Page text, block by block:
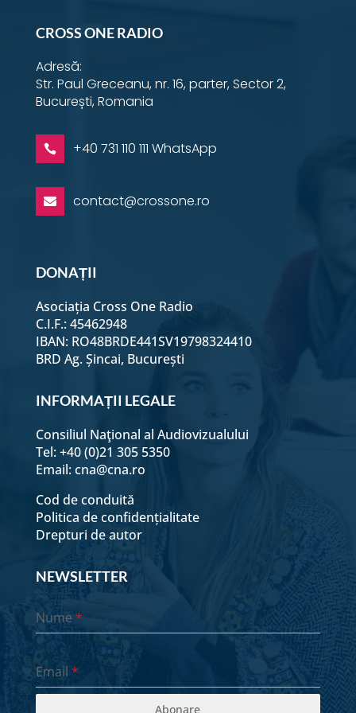
George Luca
Georgiana Nitu - Partea 1
Georgiana Nitu - Partea a
Larisa Badea
Liliana Musat
Luca Preda
Lucian Roșu
Luiza Vasile
Mihaela Clejeneanu
Miriam NItu
CROSS ONE RADIO
Adresă:
Str. Paul Greceanu, nr. 16, parter, Sector 2,
București, Romania
 +40 731 110 111 WhatsApp
 contact@crossone.ro
DONAȚII
Asociația Cross One Radio
C.I.F.: 45462948
IBAN: RO48BRDE441SV19798324410
BRD Ag. Șincai, București
INFORMAȚII LEGALE
Consiliul Naţional al Audiovizualului
Tel: +40 (0)21 305 5350
Email: cna@cna.ro
Cod de conduită
Politica de confidențialitate
Drepturi de autor
NEWSLETTER
Nume*
Email *
Abonare